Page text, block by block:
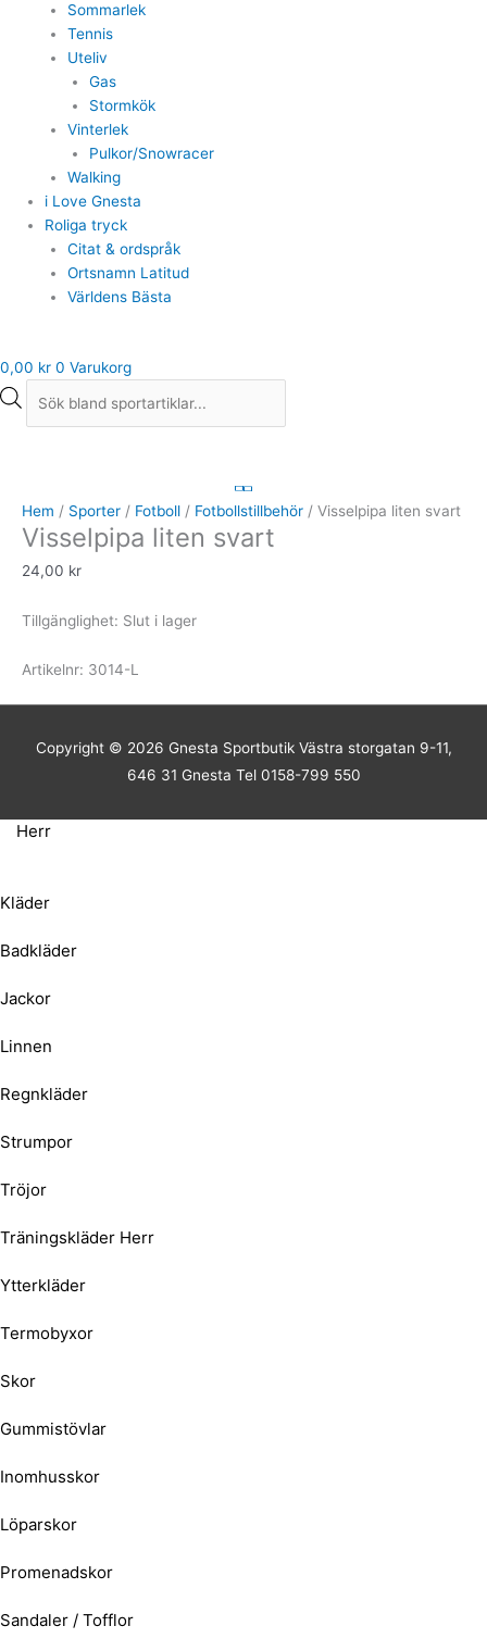
Sommarlek
Tennis
Uteliv
Gas
Stormkök
Vinterlek
Pulkor/Snowracer
Walking
i Love Gnesta
Roliga tryck
Citat & ordspråk
Ortsnamn Latitud
Världens Bästa
0,00 kr 0 Varukorg
Hem / Sporter / Fotboll / Fotbollstillbehör / Visselpipa liten svart
Visselpipa liten svart
24,00 kr
Tillgänglighet: Slut i lager
Artikelnr: 3014-L
Copyright © 2026 Gnesta SportbutikVästra storgatan 9-11,
646 31 Gnesta Tel 0158-799 550
Herr
Kläder
Badkläder
Jackor
Linnen
Regnkläder
Strumpor
Tröjor
Träningskläder Herr
Ytterkläder
Termobyxor
Skor
Gummistövlar
Inomhusskor
Löparskor
Promenadskor
Sandaler / Tofflor